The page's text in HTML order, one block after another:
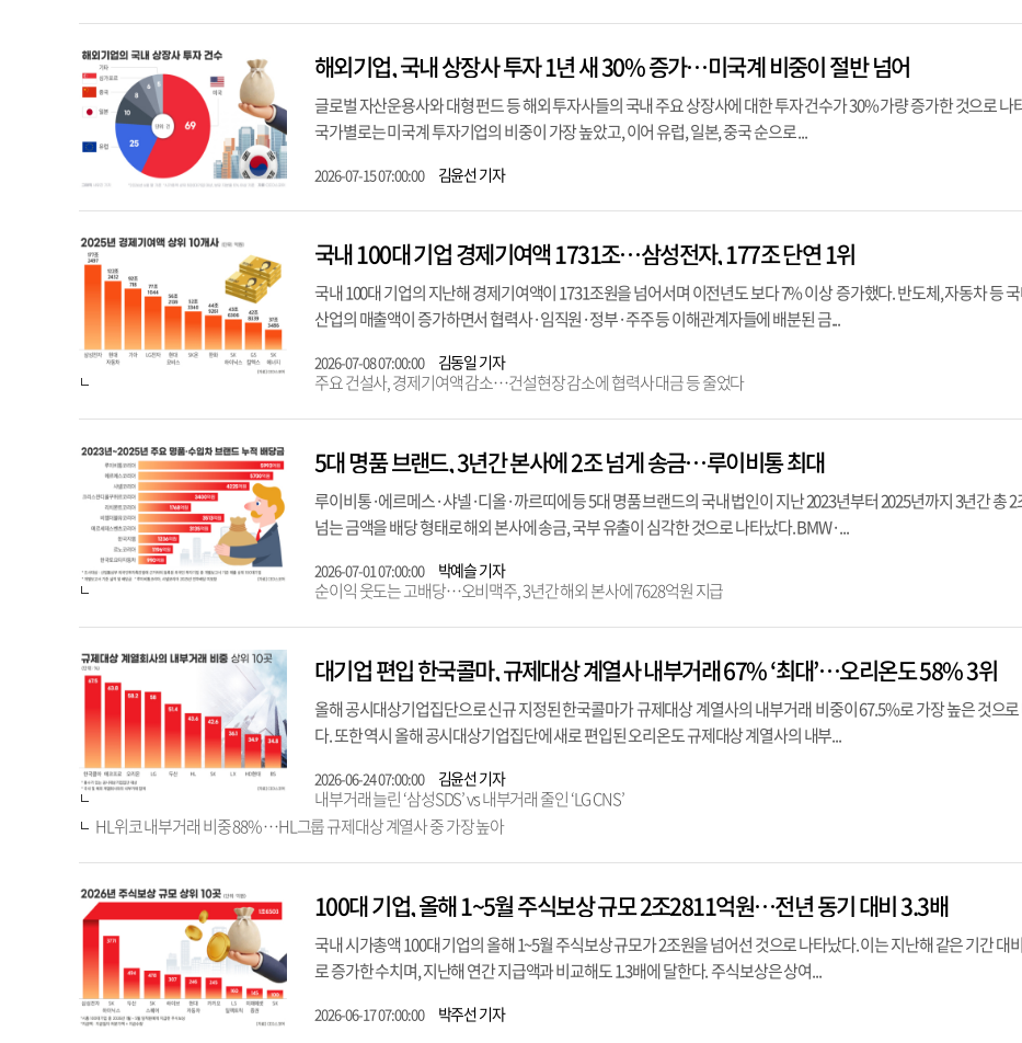
해외기업, 국내 상장사 투자 1년 새 30% 증가…미국계 비중이 절반 넘어
글로벌 자산운용사와 대형 펀드 등 해외 투자사들의 국내 주요 상장사에 대한 투자 건수가 30% 가량 증가한 것으로 나
국가별로는 미국계 투자기업의 비중이 가장 높았고, 이어 유럽, 일본, 중국 순으로 ...
2026-07-15 07:00:00 김윤선 기자
국내 100대 기업 경제기여액 1731조…삼성전자, 177조 단연 1위
국내 100대 기업의 지난해 경제기여액이 1731조원을 넘어서며 이전년도 보다 7% 이상 증가했다. 반도체, 자동차 등
산업의 매출액이 증가하면서 협력사·임직원·정부·주주 등 이해관계자들에 배분된 금...
2026-07-08 07:00:00 김동일 기자
주요 건설사, 경제기여액 감소…건설현장 감소에 협력사 대금 등 줄었다
5대 명품 브랜드, 3년간 본사에 2조 넘게 송금…루이비통 최대
루이비통·에르메스·샤넬·디올·까르띠에 등 5대 명품 브랜드의 국내 법인이 지난 2023년부터 2025년까지 3년간 총 2
넘는 금액을 배당 형태로 해외 본사에 송금, 국부 유출이 심각한 것으로 나타났다. BMW·...
2026-07-01 07:00:00 박예슬 기자
순이익 웃도는 고배당…오비맥주, 3년간 해외 본사에 7628억원 지급
대기업 편입 한국콜마, 규제대상 계열사 내부거래 67% ‘최대’…오리온도 58% 3위
올해 공시대상기업집단으로 신규 지정된 한국콜마가 규제대상 계열사의 내부거래 비중이 67.5%로 가장 높은 것으
다. 또한 역시 올해 공시대상기업집단에 새로 편입된 오리온도 규제대상 계열사의 내부...
2026-06-24 07:00:00 김윤선 기자
내부거래 늘린 ‘삼성SDS’ vs 내부거래 줄인 ‘LG CNS’
HL위코 내부거래 비중 88% …HL그룹 규제대상 계열사 중 가장 높아
100대 기업, 올해 1~5월 주식보상 규모 2조2811억원…전년 동기 대비 3.3배
국내 시가총액 100대 기업의 올해 1~5월 주식보상 규모가 2조원을 넘어선 것으로 나타났다. 이는 지난해 같은 기간 대
로 증가한 수치며, 지난해 연간 지급액과 비교해도 1.3배에 달한다. 주식보상은 상여...
2026-06-17 07:00:00 박주선 기자